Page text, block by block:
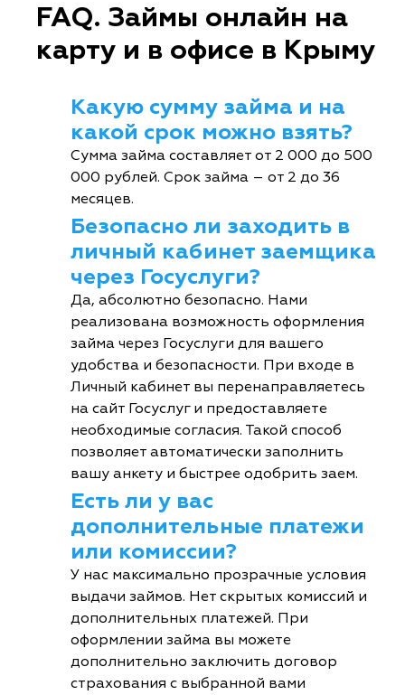
FAQ. Займы онлайн на
карту и в офисе в Крыму
Какую сумму займа и на
какой срок можно взять?
Сумма займа составляет от 2 000 до 500
000 рублей. Срок займа – от 2 до 36
месяцев.
Безопасно ли заходить в
личный кабинет заемщика
через Госуслуги?
Да, абсолютно безопасно. Нами
реализована возможность оформления
займа через Госуслуги для вашего
удобства и безопасности. При входе в
Личный кабинет вы перенаправляетесь
на сайт Госуслуг и предоставляете
необходимые согласия. Такой способ
позволяет автоматически заполнить
вашу анкету и быстрее одобрить заем.
Есть ли у вас
дополнительные платежи
или комиссии?
У нас максимально прозрачные условия
выдачи займов. Нет скрытых комиссий и
дополнительных платежей. При
оформлении займа вы можете
дополнительно заключить договор
страхования с выбранной вами